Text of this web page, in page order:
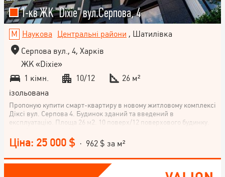
1-кв ЖК "Dixie" вул.Серпова, 4
Наукова Центральні райони , Шатилівка
Серпова вул., 4, Харків
ЖК «Dixie»
1 кімн.
10/12
26 м²
ізольована
Пропоную купити смарт-квартиру в новому житловому комплексі
Діксі вул. Серпова 4. Будинок зданий та введений в
експлуатацію. Площа 26 м2. 10 поверх/12 поверхового будинку.
доступності 4 ВНЗ, метро Наукова, супермаркети, MCDonalds,
безліч кафе та магазинів та парку Горького. У комплексі
передбачено цілодобове відеоспостереження та консьєрж-
сервіс. Квартира з документами права власності. Покази за
домовленістю. Повний супровід угоди. Звоните!
Ціна: 25 000 $ · 962 $ за м²